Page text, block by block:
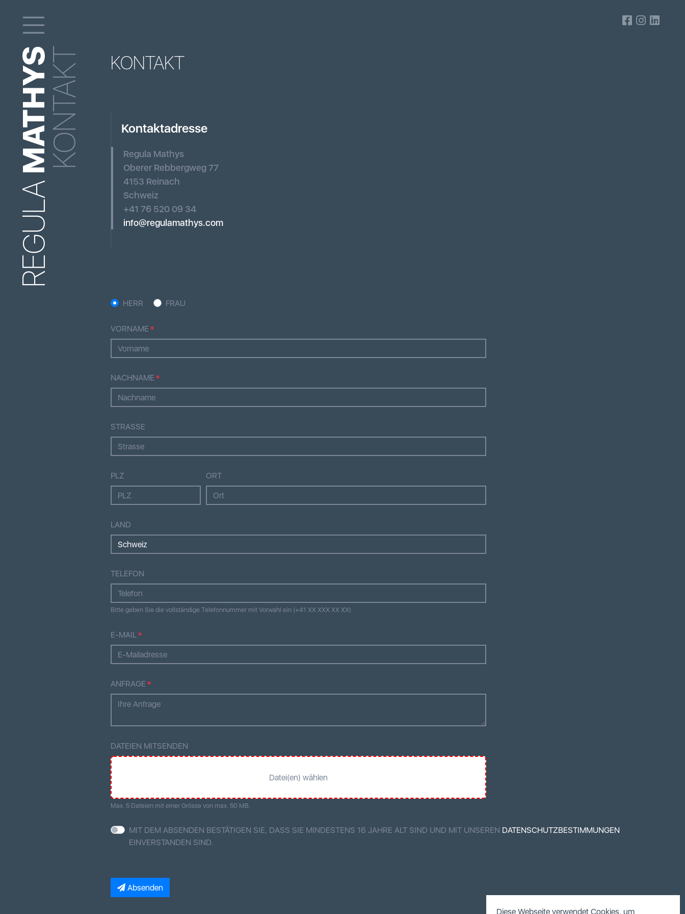
REGULA
MATHYSKONTAKT KONTAKT
Kontaktadresse
Regula Mathys
Oberer Rebbergweg 77
4153 Reinach
Schweiz
+41 76 520 09 34
info@regulamathys.com
HERR FRAU
VORNAME
NACHNAME
STRASSE
PLZ ORT
LAND
TELEFON
Bitte geben Sie die vollständige Telefonnummer mit Vorwahl ein (+41 XX XXX XX XX)
E-MAIL
ANFRAGE
DATEIEN MITSENDEN
Datei(en) wählen
Max. 5 Dateien mit einer Grösse von max. 50 MB.
MIT DEM ABSENDEN BESTÄTIGEN SIE, DASS SIE MINDESTENS 16 JAHRE ALT SIND UND MIT UNSEREN DATENSCHUTZBESTIMMUNGEN
EINVERSTANDEN SIND.
Absenden
Diese Webseite verwendet Cookies, um